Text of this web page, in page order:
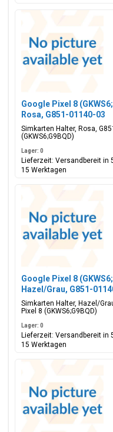
Google Pixel 8
Rosa, G851-01140-03
Simkarten Halter, Rosa,
(GKWS6;G9BQD)
Lager: 0
Lieferzeit: Versandbereit in
15 Werktagen
Google Pixel 8
Hazel/Grau, G851-
Simkarten Halter, Hazel/
Pixel 8 (GKWS6;G9BQD)
Lager: 0
Lieferzeit: Versandbereit in
15 Werktagen